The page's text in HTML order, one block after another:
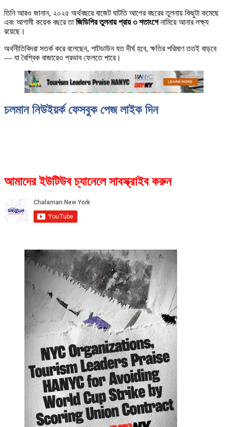
তিনি আরও জানান, ২০২৫ অর্থবছরে বাজেট ঘাটতি আগের বছরের তুলনায় কিছুটা কমেছে
এবং আগামী কয়েক বছরে তা জিডিপির তুলনায় প্রায় ৩ শতাংশেনামিয়ে আনার লক্ষ্য
রয়েছে।
অর্থনীতিবিদরা সতর্ক করে বলেছেন, শাটডাউন যত দীর্ঘ হবে, ক্ষতির পরিমাণ ততই বাড়বে
— যা বৈশ্বিক বাজারেও প্রভাব ফেলতে পারে।
চলমান নিউইয়র্ক ফেসবুক পেজ লাইক দিন
আমাদের ইউটিউব চ্যানেলে সাবস্ক্রাইব করুন